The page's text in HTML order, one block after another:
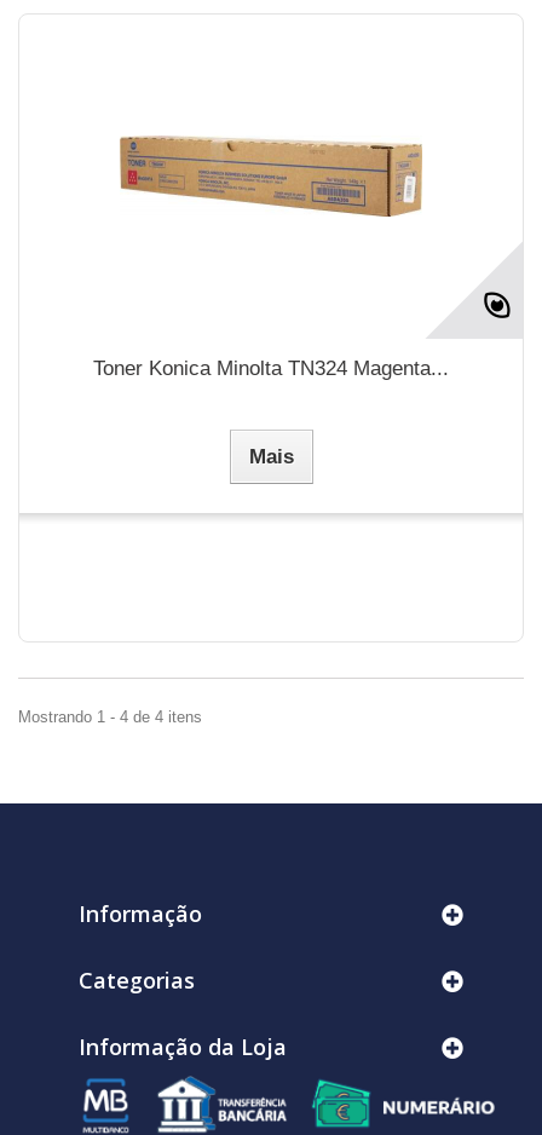
Toner Konica Minolta TN324 Magenta...
Mais
Mostrando 1 - 4 de 4 itens
Informação
Categorias
Informação da Loja